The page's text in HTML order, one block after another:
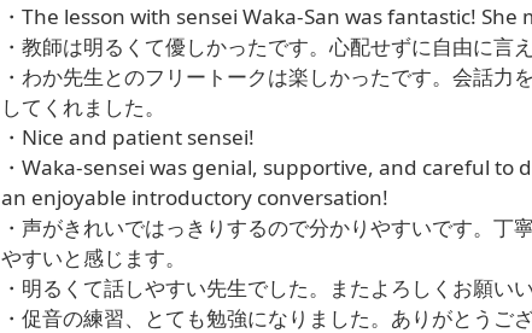
・The lesson with sensei Waka-San was fantastic!
・教師は明るくて優しかったです。心配せずに自由に言
・わか先生とのフリートークは楽しかったです。会話
してくれました。
・Nice and patient sensei!
・Waka-sensei was genial, supportive, and careful
an enjoyable introductory conversation!
・声がきれいではっきりするので分かりやすいです。
やすいと感じます。
・明るくて話しやすい先生でした。またよろしくお願いい
・促音の練習、とても勉強になりました。ありがとうご